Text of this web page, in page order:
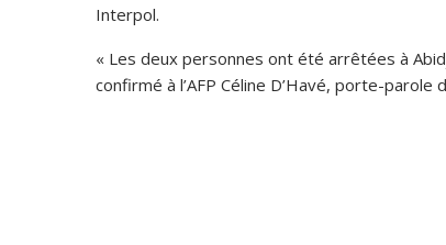
Interpol.
« Les deux personnes ont été arrêtées à
confirmé à l’AFP Céline D’Havé, porte-parole